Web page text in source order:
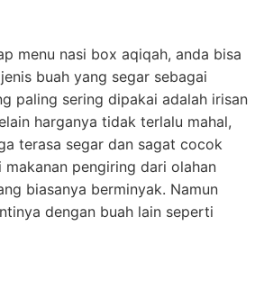
menu nasi box aqiqah, anda bisa
buah yang segar sebagai
paling sering dipakai adalah irisan
harganya tidak terlalu mahal,
terasa segar dan sagat cocok
makanan pengiring dari olahan
biasanya berminyak. Namun
dengan buah lain seperti